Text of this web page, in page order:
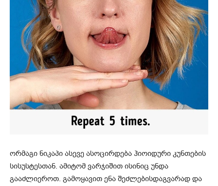
ორმაგი ნიკაპი ასევე ასოცირდება ჰიოიდური კუნთების
სისუსტესთან. ამიტომ ვარჯიშით ისინიც უნდა
გააძლიეროთ. გამოყავით ენა შეძლებისდაგვარად და